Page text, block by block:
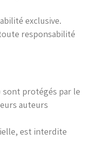
exclusive.
responsabilité
sont protégés par le
auteurs
est interdite